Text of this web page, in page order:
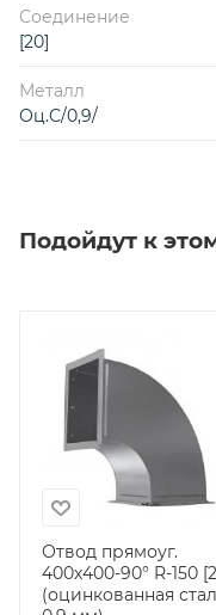
Соединение
[20]
Металл
Оц.С/0,9/
Подойдут к
Отвод прямоуг.
400х400-90° R-150
(оцинкованная